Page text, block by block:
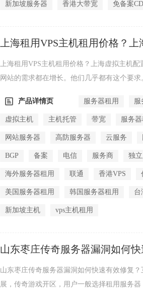
新加坡服务器 香港大带宽 免备案
上海租用VPS主机租用价格？
上海租用VPS主机租用价格？上海虚拟主机
网站的需求都在增长。他们几乎都有这个要
产品详情页
服务器租用 服
虚拟主机 主机托管 带宽 服务
网站服务器 高防服务器 云服务
BGP 备案 电信 服务商 独
海外服务器租用 联通 香港VPS
美国服务器租用 韩国服务器租用 台
新加坡主机 vps主机租用
山东枣庄传奇服务器漏洞如何快
山东枣庄传奇服务器漏洞如何快速有效修复
展，传奇游戏开区，用户一般选择租用服务